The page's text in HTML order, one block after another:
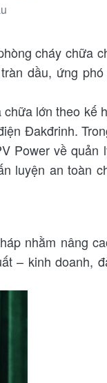
cháy chữa
dầu, ứng
lớn theo kế
Đakđrinh.
Power về quản
luyện an toàn
nhằm nâng
– kinh doanh,